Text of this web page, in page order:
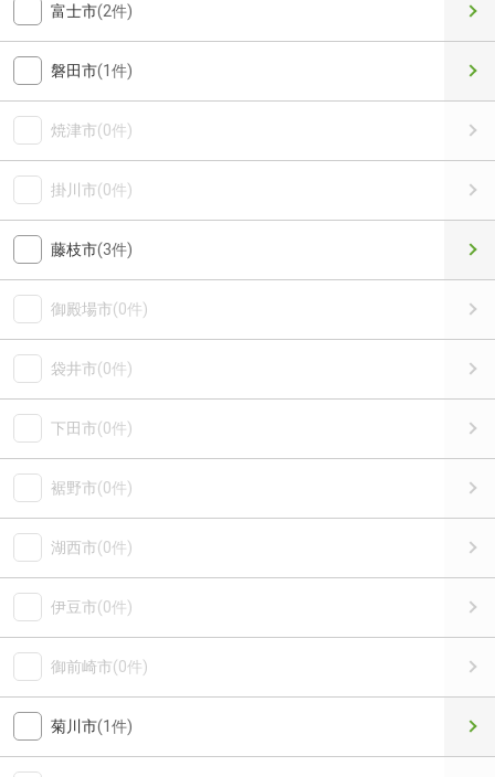
富士市(2件)
磐田市(1件)
焼津市(0件)
掛川市(0件)
藤枝市(3件)
御殿場市(0件)
袋井市(0件)
下田市(0件)
裾野市(0件)
湖西市(0件)
伊豆市(0件)
御前崎市(0件)
菊川市(1件)